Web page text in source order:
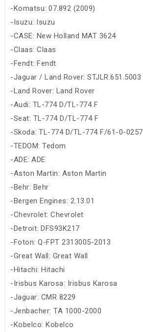
-Komatsu: 07.892 (2009)
-Isuzu: Isuzu
-CASE: New Holland MAT 3624
-Claas: Claas
-Fendt: Fendt
-Jaguar / Land Rover: STJLR.651.5003
-Land Rover: Land Rover
-Audi: TL-774 D/TL-774 F
-Seat: TL-774 D/TL-774 F
-Skoda: TL-774 D/TL-774 F/61-0-0257
-TEDOM: Tedom
-ADE: ADE
-Aston Martin: Aston Martin
-Behr: Behr
-Bergen Engines: 2.13.01
-Chevrolet: Chevrolet
-Detroit: DFS93K217
-Foton: Q-FPT 2313005-2013
-Great Wall: Great Wall
-Hitachi: Hitachi
-Irisbus Karosa: Irisbus Karosa
-Jaguar: CMR 8229
-Jenbacher: TA 1000-2000
-Kobelco: Kobelco